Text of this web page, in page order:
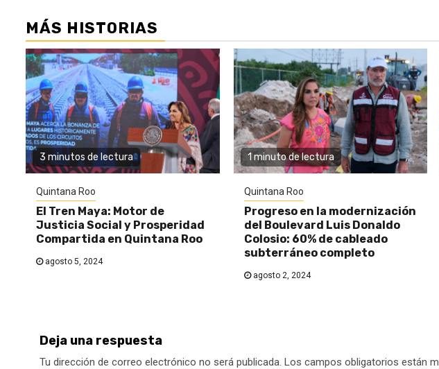
MÁS HISTORIAS
3 minutos de lectura
Quintana Roo
El Tren Maya: Motor de
Justicia Social y Prosperidad
Compartida en Quintana Roo
agosto 5, 2024
1 minuto de lectura
Quintana Roo
Progreso en la modernización
del Boulevard Luis Donaldo
Colosio: 60% de cableado
subterráneo completo
agosto 2, 2024
Deja una respuesta
Tu dirección de correo electrónico no será publicada. Los campos obligatorios están